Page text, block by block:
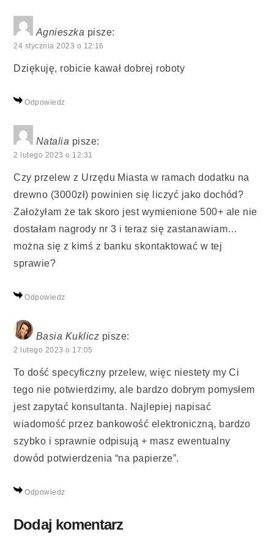
Agnieszka pisze:
24 stycznia 2023 o 12:16
Dziękuję, robicie kawał dobrej roboty
Odpowiedz
Natalia pisze:
2 lutego 2023 o 12:31
Czy przelew z Urzędu Miasta w ramach dodatku na
drewno (3000zł) powinien się liczyć jako dochód?
Założyłam że tak skoro jest wymienione 500+ ale nie
dostałam nagrody nr 3 i teraz się zastanawiam…
można się z kimś z banku skontaktować w tej
sprawie?
Odpowiedz
Basia Kuklicz pisze:
2 lutego 2023 o 17:05
To dość specyficzny przelew, więc niestety my Ci
tego nie potwierdzimy, ale bardzo dobrym pomysłem
jest zapytać konsultanta. Najlepiej napisać
wiadomość przez bankowość elektroniczną, bardzo
szybko i sprawnie odpisują + masz ewentualny
dowód potwierdzenia “na papierze”.
Odpowiedz
Dodaj komentarz